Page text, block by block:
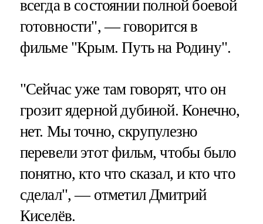
всегда в состоянии полной боевой
готовности", — говорится в
фильме "Крым. Путь на Родину".
"Сейчас уже там говорят, что он
грозит ядерной дубиной. Конечно,
нет. Мы точно, скрупулезно
перевели этот фильм, чтобы было
понятно, кто что сказал, и кто что
сделал", — отметил Дмитрий
Киселёв.